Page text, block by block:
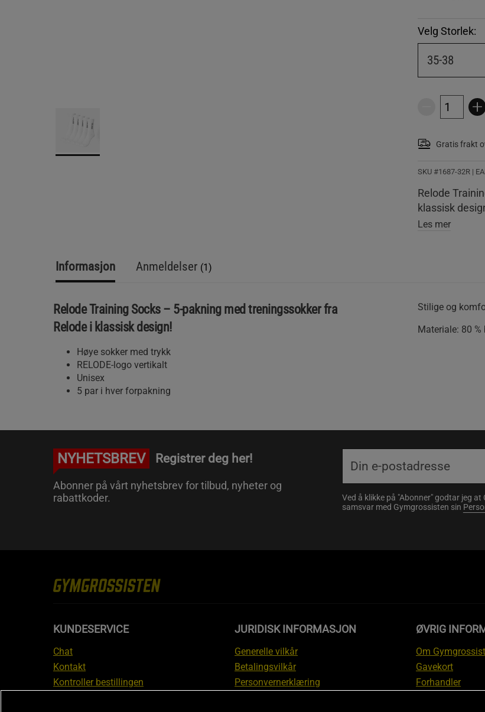
Velg Storlek:
35-38
Gratis frakt
SKU #1687-32R |
Relode
klassisk
Les mer
Informasjon Anmeldelser (1)
Relode Training Socks – 5-pakning med treningssokker fra
Relode i klassisk design!
Høye sokker med trykk
RELODE-logo vertikalt
Unisex
5 par i hver forpakning
Stilige og
Materiale: 80
NYHETSBREV Registrer deg her!
Abonner på vårt nyhetsbrev for tilbud, nyheter og
rabattkoder.
Ved å klikke på "Abonner" godtar jeg
samsvar med Gymgrossisten sin
KUNDESERVICE
Chat
Kontakt
Kontroller bestillingen
JURIDISK INFORMASJON
Generelle vilkår
Betalingsvilkår
Personvernerklæring
ØVRIG
Om
Gavekort
Forhandler